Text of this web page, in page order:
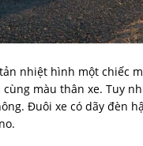
nhiệt hình một chiếc
màu thân xe. Tuy
Đuôi xe có dãy đèn